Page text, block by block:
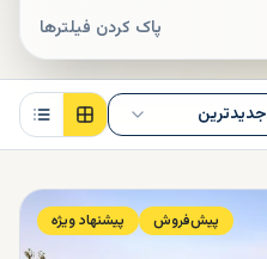
پاک کردن فیلترها
جدیدترین
پیش‌فروش پیشنهاد ویژه